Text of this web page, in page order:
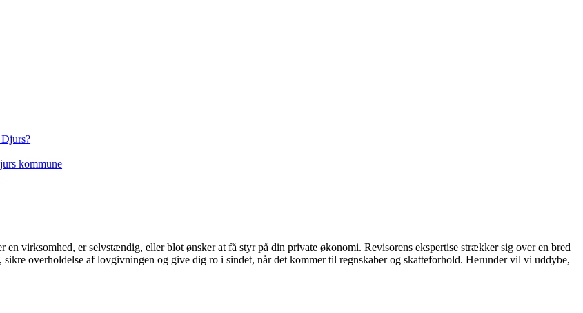
kommune
virksomhed, er selvstændig, eller blot ønsker at få styr på din private økonomi. Revisorens ekspertise strækker sig over en bred
overholdelse af lovgivningen og give dig ro i sindet, når det kommer til regnskaber og skatteforhold. Herunder vil vi uddybe,